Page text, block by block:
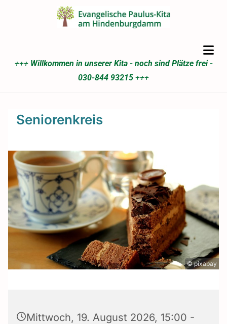
+++ Willkommen in unserer Kita - noch sind Plätze frei -
030-844 93215 +++
Seniorenkreis
© pixabay
Mittwoch, 19. August 2026, 15:00 -